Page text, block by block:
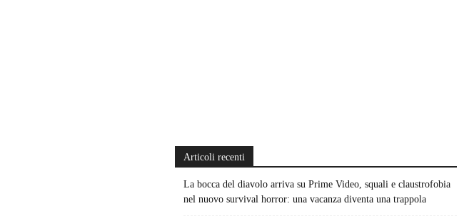
Articoli recenti
La bocca del diavolo arriva su Prime Video, squali e claustrofobia
nel nuovo survival horror: una vacanza diventa una trappola